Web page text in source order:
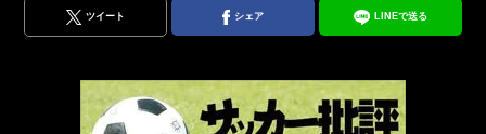
ツイート シェア LINEで送る